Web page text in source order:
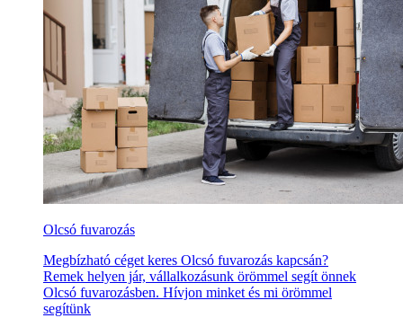
Olcsó fuvarozás
Megbízható céget keres Olcsó fuvarozás kapcsán?
Remek helyen jár, vállalkozásunk örömmel segít önnek
Olcsó fuvarozásben. Hívjon minket és mi örömmel
segítünk